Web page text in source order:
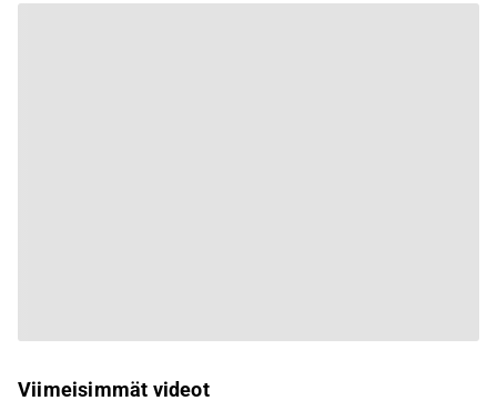
Viimeisimmät videot